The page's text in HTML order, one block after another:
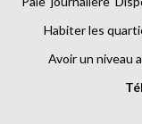
Habiter les
Avoir un niveau